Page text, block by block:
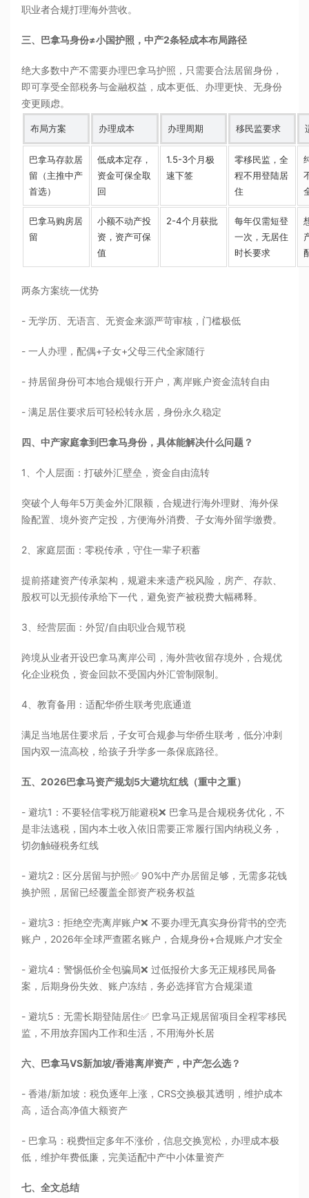
职业者合规打理海外营收。
三、巴拿马身份≠小国护照，中产2条轻成本布局路径
绝大多数中产不需要办理巴拿马护照，只需要合法居留身份，
即可享受全部税务与金融权益，成本更低、办理更快、无身份
变更顾虑。
布局方案 办理成本 办理周期 移民监要求
巴拿马存款居
留（主推中产
首选）
低成本定存，
资金可保全取
回
1.5-3个月极
速下签
零移民监，全
程不用登陆居
住
巴拿马购房居
留
小额不动产投
资，资产可保
值
2-4个月获批
每年仅需短登
一次，无居住
时长要求
两条方案统一优势
- 无学历、无语言、无资金来源严苛审核，门槛极低
- 一人办理，配偶+子女+父母三代全家随行
- 持居留身份可本地合规银行开户，离岸账户资金流转自由
- 满足居住要求后可轻松转永居，身份永久稳定
四、中产家庭拿到巴拿马身份，具体能解决什么问题？
1、个人层面：打破外汇壁垒，资金自由流转
突破个人每年5万美金外汇限额，合规进行海外理财、海外保
险配置、境外资产定投，方便海外消费、子女海外留学缴费。
2、家庭层面：零税传承，守住一辈子积蓄
提前搭建资产传承架构，规避未来遗产税风险，房产、存款、
股权可以无损传承给下一代，避免资产被税费大幅稀释。
3、经营层面：外贸/自由职业合规节税
跨境从业者开设巴拿马离岸公司，海外营收留存境外，合规优
化企业税负，资金回款不受国内外汇管制限制。
4、教育备用：适配华侨生联考兜底通道
满足当地居住要求后，子女可合规参与华侨生联考，低分冲刺
国内双一流高校，给孩子升学多一条保底路径。
五、2026巴拿马资产规划5大避坑红线（重中之重）
- 避坑1：不要轻信零税万能避税❌ 巴拿马是合规税务优化，不
是非法逃税，国内本土收入依旧需要正常履行国内纳税义务，
切勿触碰税务红线
- 避坑2：区分居留与护照✅ 90%中产办居留足够，无需多花钱
换护照，居留已经覆盖全部资产税务权益
- 避坑3：拒绝空壳离岸账户❌ 不要办理无真实身份背书的空壳
账户，2026年全球严查匿名账户，合规身份+合规账户才安全
- 避坑4：警惕低价全包骗局❌ 过低报价大多无正规移民局备
案，后期身份失效、账户冻结，务必选择官方合规渠道
- 避坑5：无需长期登陆居住✅ 巴拿马正规居留项目全程零移民
监，不用放弃国内工作和生活，不用海外长居
六、巴拿马VS新加坡/香港离岸资产，中产怎么选？
- 香港/新加坡：税负逐年上涨，CRS交换极其透明，维护成本
高，适合高净值大额资产
- 巴拿马：税费恒定多年不涨价，信息交换宽松，办理成本极
低，维护年费低廉，完美适配中产中小体量资产
七、全文总结